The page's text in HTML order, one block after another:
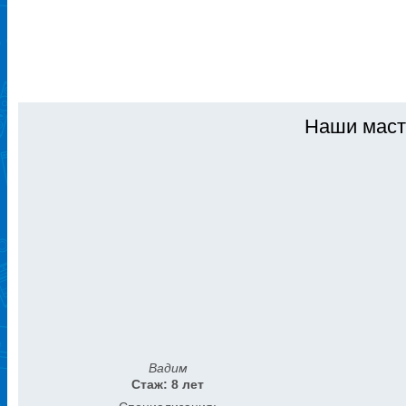
Наши
Вадим
Стаж: 8 лет